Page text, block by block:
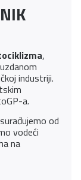
,
industriji.
a.
od
vodeći
na